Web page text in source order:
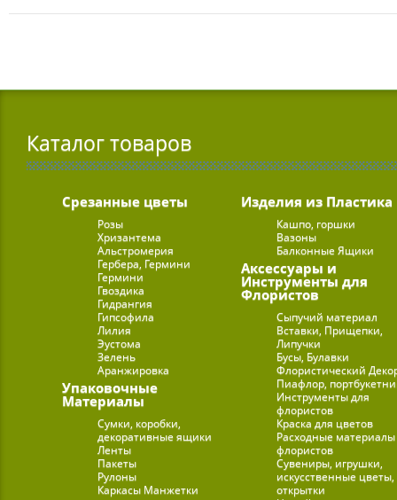
Каталог товаров
Срезанные цветы
Розы
Хризантема
Альстромерия
Гербера, Гермини
Гермини
Гвоздика
Гидрангия
Гипсофила
Лилия
Эустома
Зелень
Аранжировка
Упаковочные
Материалы
Сумки, коробки,
декоративные ящики
Ленты
Пакеты
Рулоны
Каркасы Манжетки
Изделия из Пластика
Кашпо, горшки
Вазоны
Балконные Ящики
Аксессуары и
Инструменты для
Флористов
Сыпучий материал
Вставки, Прищепки,
Липучки
Бусы, Булавки
Флористический
Пиафлор,
Инструменты для
флористов
Краска для цветов
Расходные
флористов
Сувениры, игрушки,
искусственные цветы,
открытки